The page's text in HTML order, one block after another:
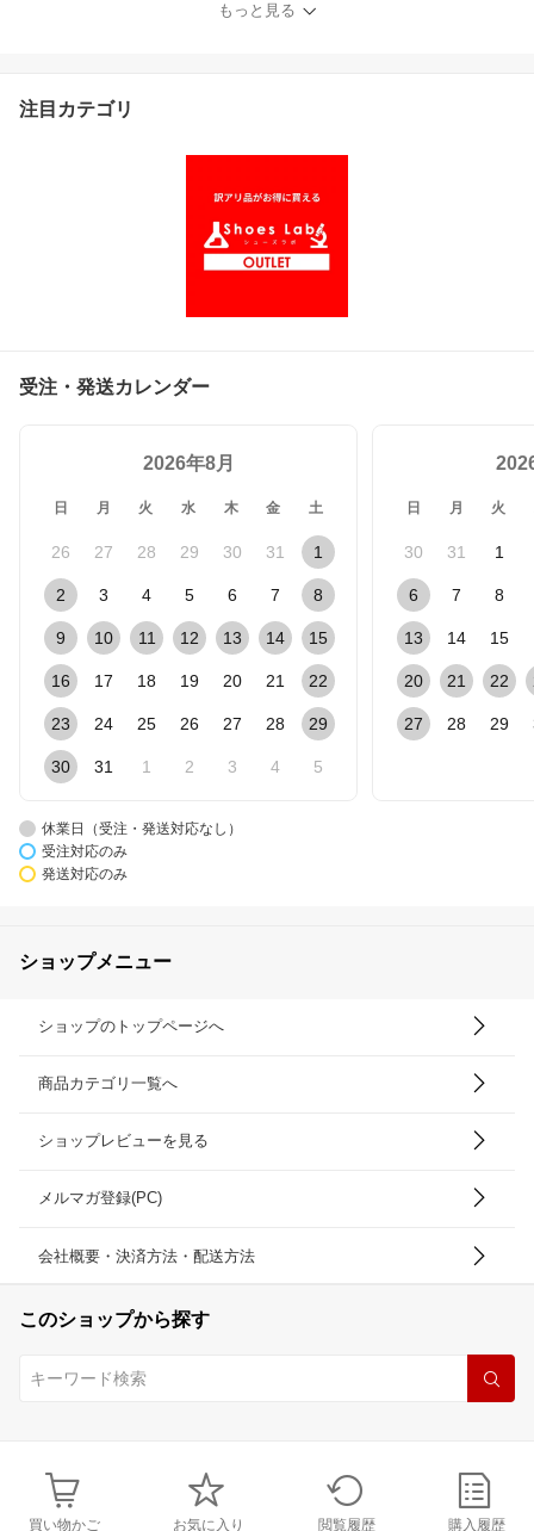
もっと見る
注目カテゴリ
受注・発送カレンダー
2026年8月
日 月 火 水 木 金 土
26 27 28 29 30 31 1
2 3 4 5 6 7 8
9 10 11 12 13 14 15
16 17 18 19 20 21 22
23 24 25 26 27 28 29
30 31 1 2 3 4 5
日 月 火
30 31 1
6 7 8
13 14 15
20 21 22
27 28 29
休業日（受注・発送対応なし）
受注対応のみ
発送対応のみ
ショップメニュー
ショップのトップページへ
商品カテゴリ一覧へ
ショップレビューを見る
メルマガ登録(PC)
会社概要・決済方法・配送方法
このショップから探す
買い物かご お気に入り 閲覧履歴 購入履歴